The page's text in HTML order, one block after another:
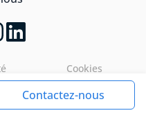
Contactez-nous
Cookies
reserved.